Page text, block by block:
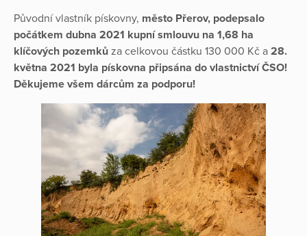
Původní vlastník pískovny, město Přerov, podepsalo
počátkem dubna 2021 kupní smlouvu na 1,68 ha
klíčových pozemků za celkovou částku 130 000 Kč a 28.
května 2021 byla pískovna připsána do vlastnictví ČSO!
Děkujeme všem dárcům za podporu!